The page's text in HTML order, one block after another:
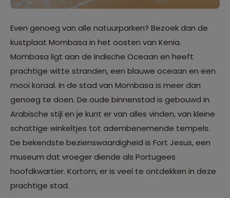
Even genoeg van alle natuurparken? Bezoek dan de
kustplaat Mombasa in het oosten van Kenia.
Mombasa ligt aan de Indische Oceaan en heeft
prachtige witte stranden, een blauwe oceaan en een
mooi koraal. In de stad van Mombasa is meer dan
genoeg te doen. De oude binnenstad is gebouwd in
Arabische stijl en je kunt er van alles vinden, van kleine
schattige winkeltjes tot adembenemende tempels.
De bekendste bezienswaardigheid is Fort Jesus, een
museum dat vroeger diende als Portugees
hoofdkwartier. Kortom, er is veel te ontdekken in deze
prachtige stad.